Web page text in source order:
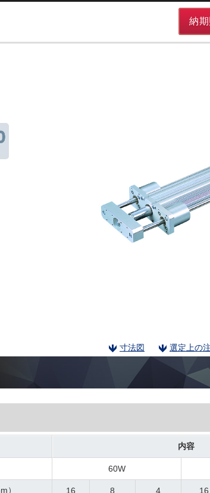
納
寸法図 選定上の
内容
60W
） 16 8 4 16